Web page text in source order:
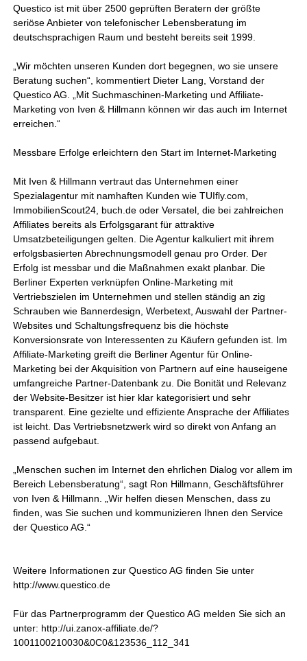
Questico ist mit über 2500 geprüften Beratern der größte
seriöse Anbieter von telefonischer Lebensberatung im
deutschsprachigen Raum und besteht bereits seit 1999.
„Wir möchten unseren Kunden dort begegnen, wo sie unsere
Beratung suchen“, kommentiert Dieter Lang, Vorstand der
Questico AG. „Mit Suchmaschinen-Marketing und Affiliate-
Marketing von Iven & Hillmann können wir das auch im Internet
erreichen.“
Messbare Erfolge erleichtern den Start im Internet-Marketing
Mit Iven & Hillmann vertraut das Unternehmen einer
Spezialagentur mit namhaften Kunden wie TUIfly.com,
ImmobilienScout24, buch.de oder Versatel, die bei zahlreichen
Affiliates bereits als Erfolgsgarant für attraktive
Umsatzbeteiligungen gelten. Die Agentur kalkuliert mit ihrem
erfolgsbasierten Abrechnungsmodell genau pro Order. Der
Erfolg ist messbar und die Maßnahmen exakt planbar. Die
Berliner Experten verknüpfen Online-Marketing mit
Vertriebszielen im Unternehmen und stellen ständig an zig
Schrauben wie Bannerdesign, Werbetext, Auswahl der Partner-
Websites und Schaltungsfrequenz bis die höchste
Konversionsrate von Interessenten zu Käufern gefunden ist. Im
Affiliate-Marketing greift die Berliner Agentur für Online-
Marketing bei der Akquisition von Partnern auf eine hauseigene
umfangreiche Partner-Datenbank zu. Die Bonität und Relevanz
der Website-Besitzer ist hier klar kategorisiert und sehr
transparent. Eine gezielte und effiziente Ansprache der Affiliates
ist leicht. Das Vertriebsnetzwerk wird so direkt von Anfang an
passend aufgebaut.
„Menschen suchen im Internet den ehrlichen Dialog vor allem im
Bereich Lebensberatung“, sagt Ron Hillmann, Geschäftsführer
von Iven & Hillmann. „Wir helfen diesen Menschen, dass zu
finden, was Sie suchen und kommunizieren Ihnen den Service
der Questico AG.“
Weitere Informationen zur Questico AG finden Sie unter
http://www.questico.de
Für das Partnerprogramm der Questico AG melden Sie sich an
unter: http://ui.zanox-affiliate.de/?
1001100210030&0C0&123536_112_341